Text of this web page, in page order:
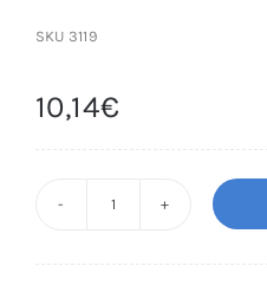
SKU 3119
10,14€